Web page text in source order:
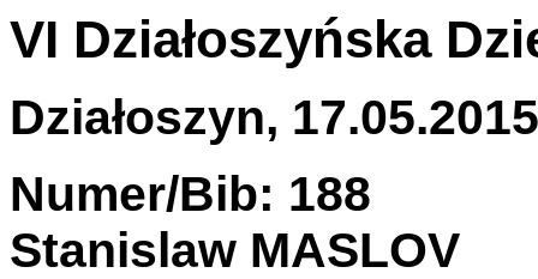
VI Działoszyńska
Działoszyn,
Numer/Bib: 188
Stanislaw MASLOV